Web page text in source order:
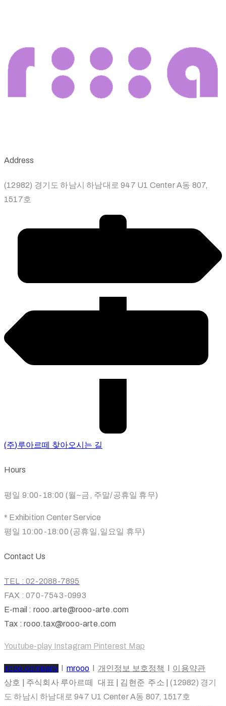
Address
(12982) 경기도 하남시 하남대로 947 U1 Center A동 807,
1517호
(주)루아르떼 찾아오시는 길
Hours
평일 9:00-18:00 (월~금, 주말/공휴일 휴무)
* Exhibition Center Service
평일 10:00-18:00 (공휴일,일요일 휴무)
Contact Us
TEL : 02-2088-7895
FAX : 070-7543-0993
E-mail : rooo.arte@rooo-arte.com
Tax : rooo.tax@rooo-arte.com
Youtube-play Instagram Pinterest Map
rooo.company mrooo 개인정보 보호정책
이용약관
상호 | 주식회사 루아르떼 대표 | 김현준 주소 |(12982) 경기
도 하남시 하남대로 947 U1 Center A동 807, 1517호